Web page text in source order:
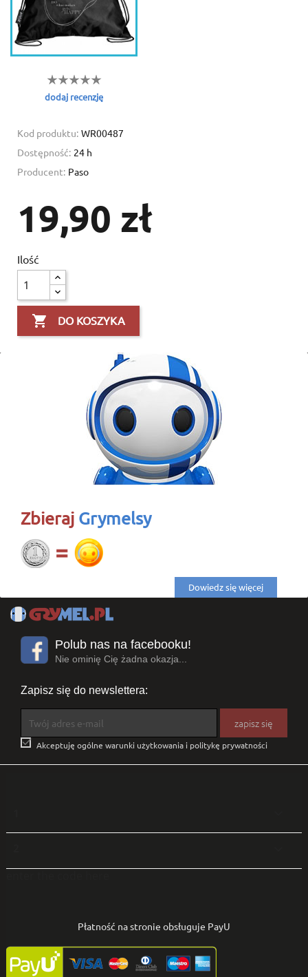
dodaj recenzję
Kod produktu: WR00487
Dostępność: 24 h
Producent: Paso
19,90 zł
Ilość
 DO KOSZYKA
Zbieraj Grymelsy
Dowiedz się więcej
Polub nas na facebooku!
Nie ominię Cię żadna okazja...
Zapisz się do newslettera:
 Akceptuję ogólne warunki użytkowania i politykę prywatności
Płatność na stronie obsługuje PayU